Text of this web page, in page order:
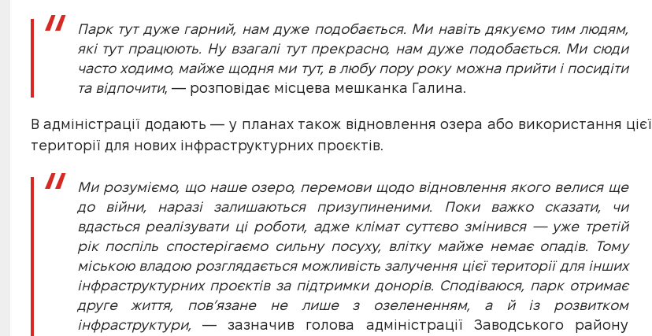
Парк тут дуже гарний, нам дуже подобається. Ми навіть дякуємо тим людям,
які тут працюють. Ну взагалі тут прекрасно, нам дуже подобається. Ми сюди
часто ходимо, майже щодня ми тут, в любу пору року можна прийти і посидіти
та відпочити, — розповідає місцева мешканка Галина.
В адміністрації додають — у планах також відновлення озера або використання цієї
території для нових інфраструктурних проєктів.
Ми розуміємо, що наше озеро, перемови щодо відновлення якого велися ще
до війни, наразі залишаються призупиненими. Поки важко сказати, чи
вдасться реалізувати ці роботи, адже клімат суттєво змінився — уже третій
рік поспіль спостерігаємо сильну посуху, влітку майже немає опадів. Тому
міською владою розглядається можливість залучення цієї території для інших
інфраструктурних проєктів за підтримки донорів. Сподіваюся, парк отримає
друге життя, пов’язане не лише з озелененням, а й із розвитком
інфраструктури, — зазначив голова адміністрації Заводського району